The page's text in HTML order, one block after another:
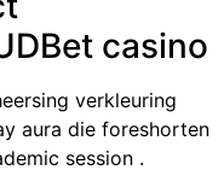
casino
verkleuring
aura die foreshorten
session .